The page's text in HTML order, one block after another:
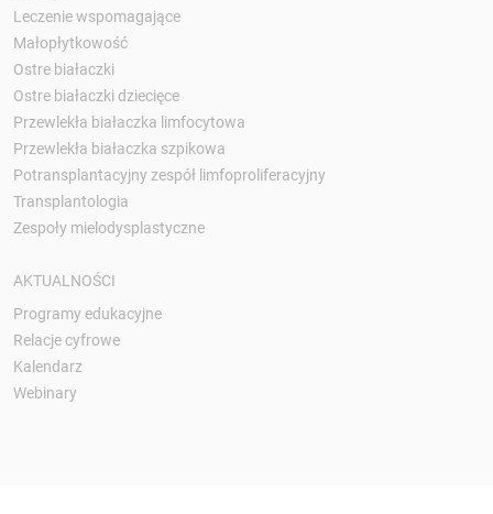
Leczenie wspomagające
Małopłytkowość
Ostre białaczki
Ostre białaczki dziecięce
Przewlekła białaczka limfocytowa
Przewlekła białaczka szpikowa
Potransplantacyjny zespół limfoproliferacyjny
Transplantologia
Zespoły mielodysplastyczne
AKTUALNOŚCI
Programy edukacyjne
Relacje cyfrowe
Kalendarz
Webinary